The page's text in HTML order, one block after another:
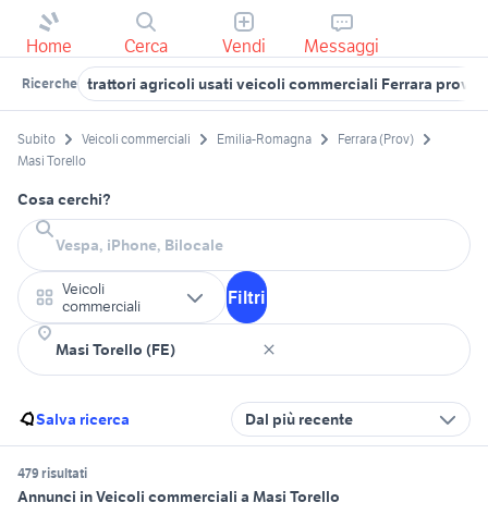
Home Cerca Vendi Messaggi
Ricerche trattori agricoli usati veicoli commerciali Ferrara
Subito Veicoli commerciali Emilia-Romagna
Ferrara (Prov)
Masi Torello
Cosa cerchi?
Veicoli
commerciali
Filtri
Salva ricerca Dal più recente
479 risultati
Annunci in Veicoli commerciali a Masi Torello